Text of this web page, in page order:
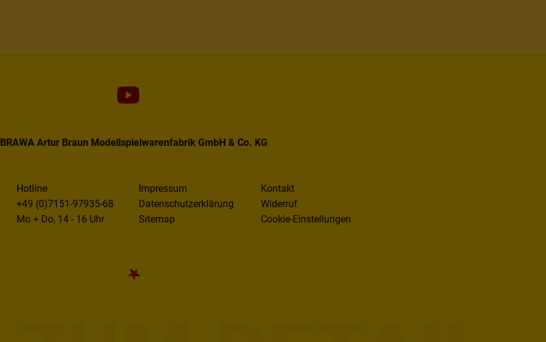
BRAWA Artur Braun Modellspielwarenfabrik GmbH & Co. KG
Hotline
+49 (0)7151-97935-68
Mo + Do, 14 - 16 Uhr
Impressum
Datenschutzerklärung
Sitemap
Kontakt
Widerruf
Cookie-Einstellungen